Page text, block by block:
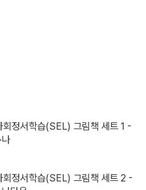
회정서학습(SEL) 그림책 세트 1 -
나
회정서학습(SEL) 그림책 세트 2 -